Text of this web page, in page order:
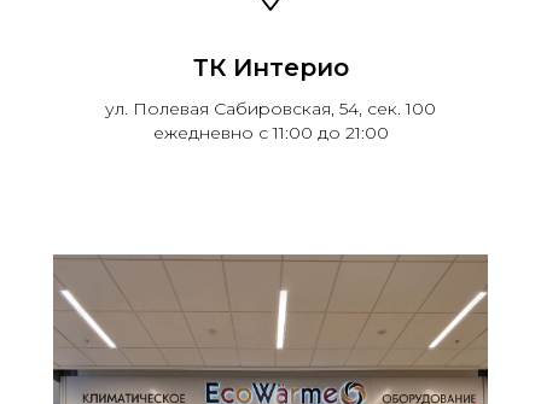
ТК Интерио
ул. Полевая Сабировская, 54, сек. 100
ежедневно с 11:00 до 21:00